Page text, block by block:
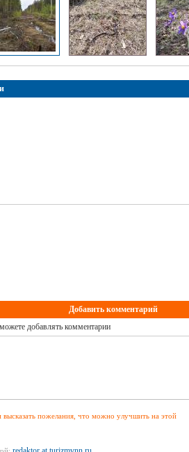
Добавить комментарий
добавлять комментарии
пожелания, что можно улучшить на этой